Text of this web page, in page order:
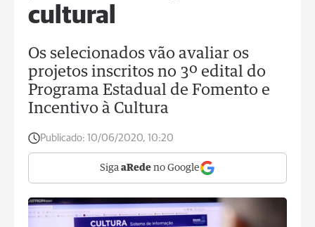
cultural
Os selecionados vão avaliar os
projetos inscritos no 3º edital do
Programa Estadual de Fomento e
Incentivo à Cultura
Publicado: 10/06/2020, 10:20
Siga aRede no Google